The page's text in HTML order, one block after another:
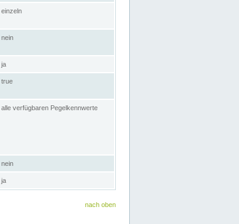
einzeln
nein
ja
true
alle verfügbaren Pegelkennwerte
nein
ja
nach oben